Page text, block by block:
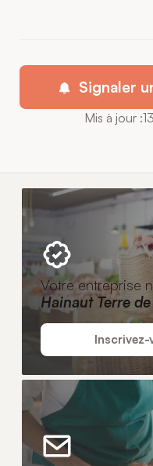
Signaler
Mis à jour
Votre entreprise
Hainaut Terre